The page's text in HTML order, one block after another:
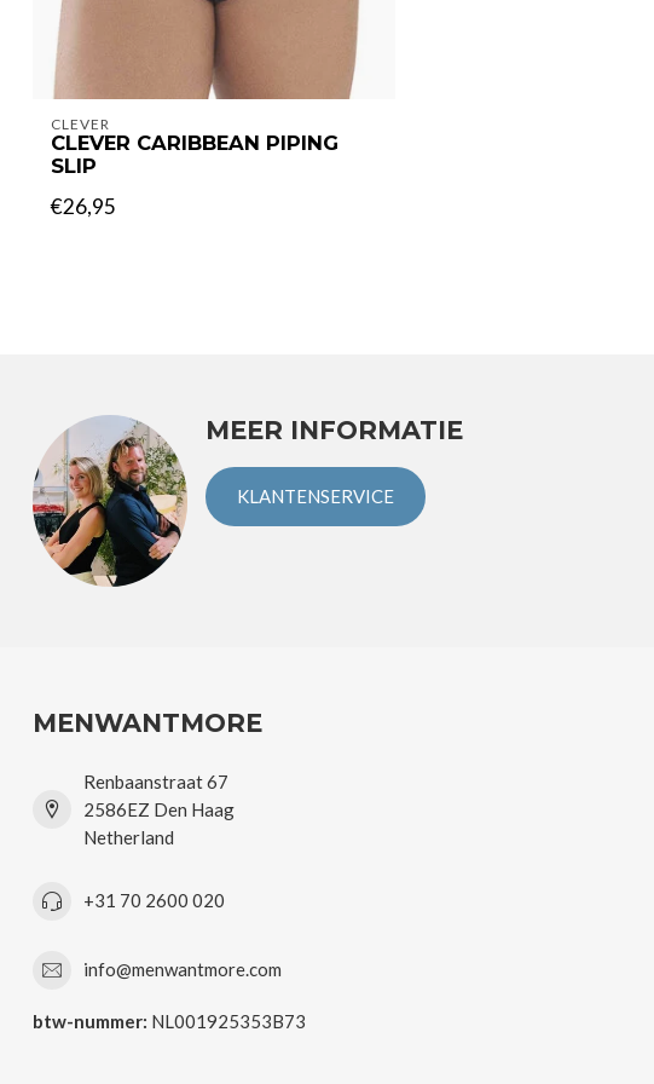
CLEVER
CLEVER CARIBBEAN PIPING
SLIP
€26,95
MEER INFORMATIE
KLANTENSERVICE
MENWANTMORE
Renbaanstraat 67
2586EZ Den Haag
Netherland
+31 70 2600 020
info@menwantmore.com
btw-nummer: NL001925353B73